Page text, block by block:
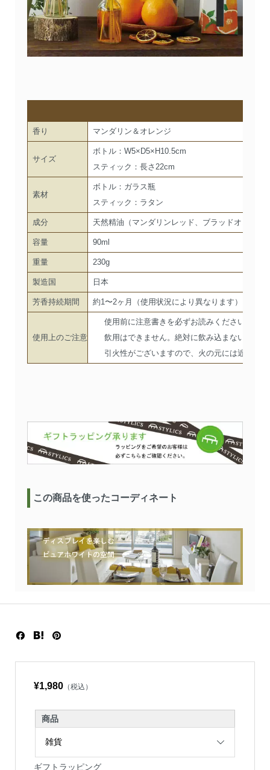
香り マンダリン＆オレンジ
サイズ
ボトル：W5×D5×H10.5cm
スティック：長さ22cm
素材
ボトル：ガラス瓶
スティック：ラタン
成分 天然精油（マンダリンレッド、ブラッドオレン
容量 90ml
重量 230g
製造国 日本
芳香持続期間 約1〜2ヶ月（使用状況により異なります）
使用上のご注意
使用前に注意書きを必ずお読みください。
飲用はできません。絶対に飲み込まないでく
引火性がございますので、火の元には近づけ
この商品を使ったコーディネート
¥1,980（税込）
商品
ギフトラッピング